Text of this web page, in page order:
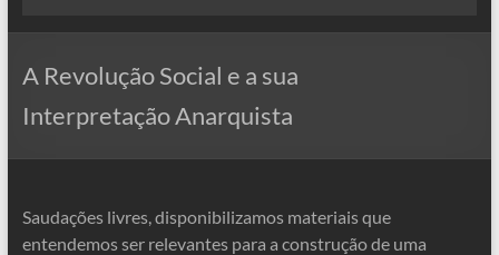
A Revolução Social e a sua
Interpretação Anarquista
Saudações livres, disponibilizamos materiais que
entendemos ser relevantes para a construção de uma